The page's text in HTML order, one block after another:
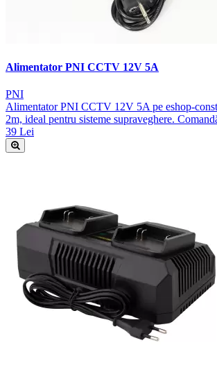
Alimentator PNI CCTV 12V 5A
PNI
Alimentator PNI CCTV 12V 5A pe eshop-
2m, ideal pentru sisteme supraveghere.
39 Lei